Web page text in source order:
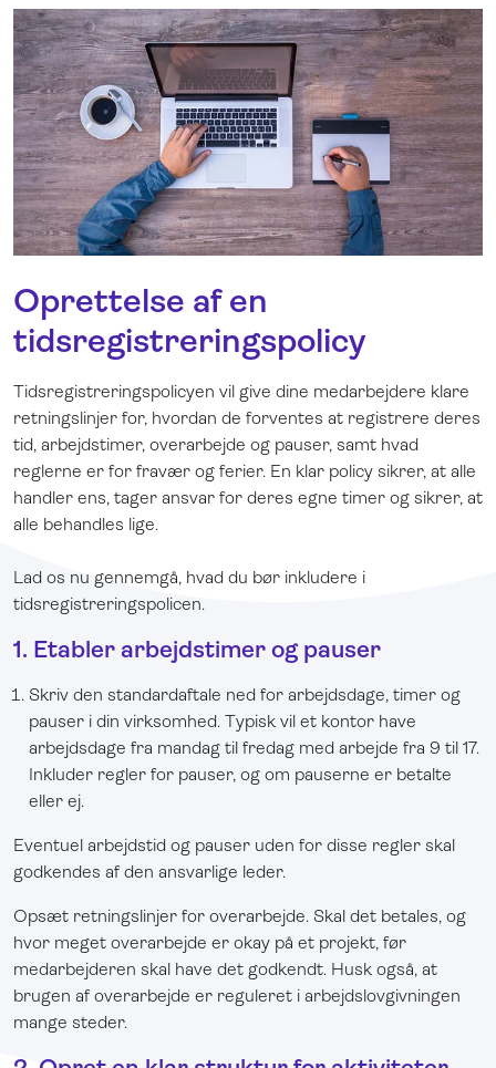
Oprettelse af en
tidsregistreringspolicy
Tidsregistreringspolicyen vil give dine medarbejdere klare
retningslinjer for, hvordan de forventes at registrere deres
tid, arbejdstimer, overarbejde og pauser, samt hvad
reglerne er for fravær og ferier. En klar policy sikrer, at alle
handler ens, tager ansvar for deres egne timer og sikrer, at
alle behandles lige.
Lad os nu gennemgå, hvad du bør inkludere i
tidsregistreringspolicen.
1. Etabler arbejdstimer og pauser
Skriv den standardaftale ned for arbejdsdage, timer og
pauser i din virksomhed. Typisk vil et kontor have
arbejdsdage fra mandag til fredag med arbejde fra 9 til 17.
Inkluder regler for pauser, og om pauserne er betalte
eller ej.
Eventuel arbejdstid og pauser uden for disse regler skal
godkendes af den ansvarlige leder.
Opsæt retningslinjer for overarbejde. Skal det betales, og
hvor meget overarbejde er okay på et projekt, før
medarbejderen skal have det godkendt. Husk også, at
brugen af overarbejde er reguleret i arbejdslovgivningen
mange steder.